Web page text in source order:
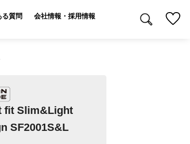
る質問 会社情報・採用情報
fit Slim&Light
SF2001S&L